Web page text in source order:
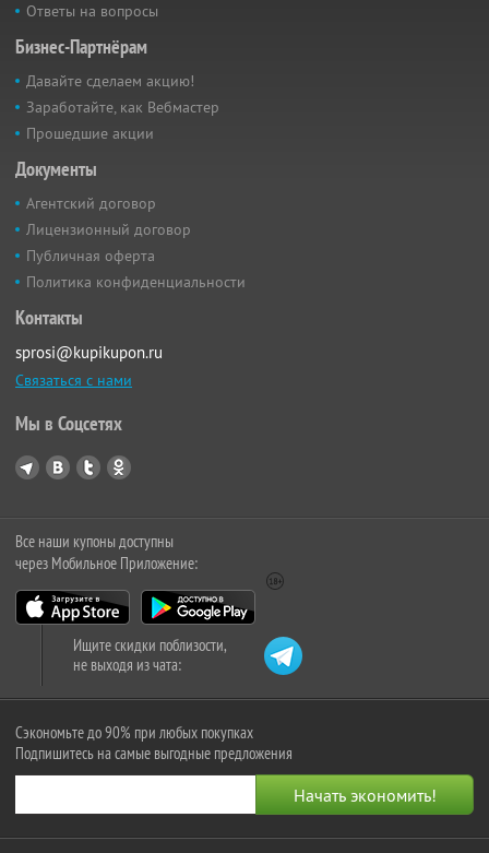
Ответы на вопросы
Бизнес-Партнёрам
Давайте сделаем акцию!
Заработайте, как Вебмастер
Прошедшие акции
Документы
Агентский договор
Лицензионный договор
Публичная оферта
Политика конфиденциальности
Контакты
sprosi@kupikupon.ru
Связаться с нами
Мы в Соцсетях
Все наши купоны доступны
через Мобильное Приложение:
Ищите скидки поблизости,
не выходя из чата:
Сэкономьте до 90% при любых покупках
Подпишитесь на самые выгодные предложения